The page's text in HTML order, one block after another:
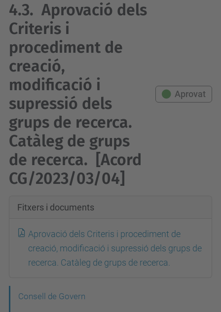
4.3. Aprovació dels
Criteris i
procediment de
creació,
modificació i
supressió dels
grups de recerca.
Catàleg de grups
de recerca.
[Acord
CG/2023/03/04]
Aprovat
Fitxers i documents
Aprovació dels Criteris i procediment de
creació, modificació i supressió dels grups de
recerca. Catàleg de grups de recerca.
Consell de Govern